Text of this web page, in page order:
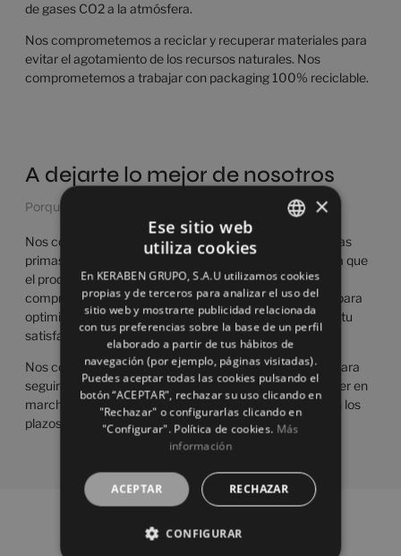
de gases CO2 a la atmósfera.
Nos comprometemos a reciclar y recuperar materiales para
evitar el agotamiento de los recursos naturales. Nos
comprometemos a trabajar con packaging 100% reciclable.
A dejarte lo mejor de nosotros
Porque tú estás en el centro de todo lo que hacemos.
Nos comprometemos a seleccionar las mejores materias
primas y a utilizar las tecnologías más innovadoras, para que
el producto que has elegido sea excelente. Nos
comprometemos a determinar los métodos de trabajo para
optimizar la calidad de nuestros productos y maximizar tu
satisfacción.
Nos comprometemos a medir y analizar tus opiniones para
seguir mejorando día a día. Nos comprometemos a poner en
marcha todas las acciones necesarias para cumplir con los
plazos y compromisos que juntos hemos definido.
Valores
ENGLISH
FRENCH
GERMAN
×
Ese sitio web
utiliza cookies
En KERABEN GRUPO, S.A.U utilizamos cookies
propias y de terceros para analizar el uso del
sitio web y mostrarte publicidad relacionada
con tus preferencias sobre la base de un perfil
elaborado a partir de tus hábitos de
navegación (por ejemplo, páginas visitadas).
Puedes aceptar todas las cookies pulsando el
botón “ACEPTAR", rechazar su uso clicando en
"Rechazar" o configurarlas clicando en
"Configurar". Política de cookies. Más
información
ACEPTAR RECHAZAR
CONFIGURAR